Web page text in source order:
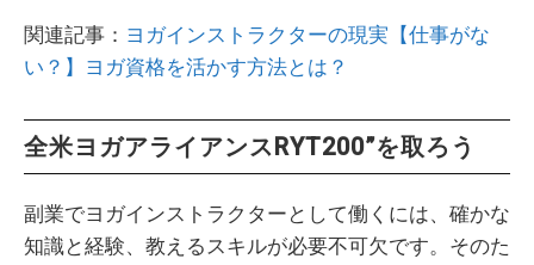
関連記事： ヨガインストラクターの現実【仕事がな
い？】ヨガ資格を活かす方法とは？
全米ヨガアライアンスRYT200”を取ろう
副業でヨガインストラクターとして働くには、確かな
知識と経験、教えるスキルが必要不可欠です。そのた